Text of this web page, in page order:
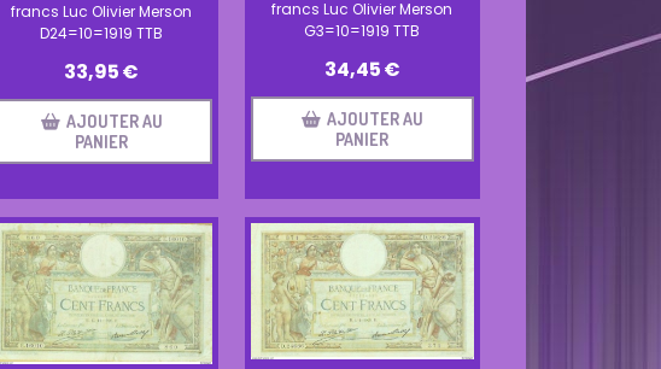
francs Luc Olivier Merson
D24=10=1919 TTB
33,95€
AJOUTER AU
PANIER
francs Luc Olivier Merson
G3=10=1919 TTB
34,45€
AJOUTER AU
PANIER